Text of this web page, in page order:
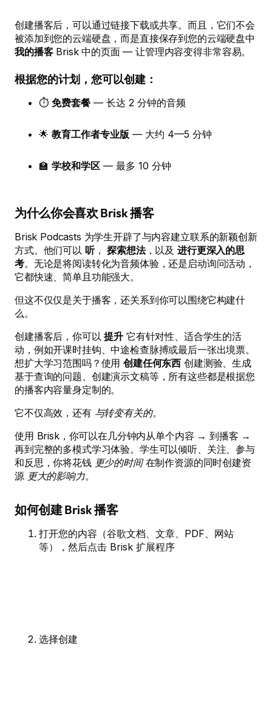
创建播客后，可以通过链接下载或共享。而且，它们不会
被添加到您的云端硬盘，而是直接保存到您的云端硬盘中
我的播客Brisk 中的页面 — 让管理内容变得非常容易。
根据您的计划，您可以创建：
⏱️ 免费套餐 — 长达 2 分钟的音频
🌟 教育工作者专业版 — 大约 4—5 分钟
🏫 学校和学区 — 最多 10 分钟
为什么你会喜欢 Brisk 播客
Brisk Podcasts 为学生开辟了与内容建立联系的新颖创新
方式。他们可以 听，探索想法，以及进行更深入的思
考。无论是将阅读转化为音频体验，还是启动询问活动，
它都快速、简单且功能强大。
但这不仅仅是关于播客，还关系到你可以围绕它构建什
么。
创建播客后，你可以提升 它有针对性、适合学生的活
动，例如开课时挂钩、中途检查脉搏或最后一张出境票。
想扩大学习范围吗？使用创建任何东西 创建测验、生成
基于查询的问题、创建演示文稿等，所有这些都是根据您
的播客内容量身定制的。
它不仅高效，还有 与转变有关的。
使用 Brisk，你可以在几分钟内从单个内容 → 到播客 →
再到完整的多模式学习体验。学生可以倾听、关注、参与
和反思，你将花钱 更少的时间在制作资源的同时创建资
源 更大的影响力。
如何创建 Brisk 播客
打开您的内容（谷歌文档、文章、PDF、网站
等），然后点击 Brisk 扩展程序
选择创建